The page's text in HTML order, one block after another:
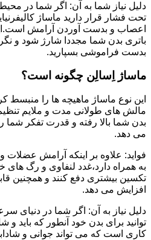
دلیل نیاز شما به آن: اگر شما در
تحت فشار قرار دارید ماساژ
اعصاب و بدست آوردن آرامش
باتری بدن شما مجددا شارژ شود و
بدست فراموشی بسپارید.
ماساژ اِسالِن چگونه است؟
این نوع ماساژ ماهیچه ها را
مالش های طولانی مدت و ملایم
بدن شما بالا رفته و قدرت تفکر شما
می دهد.
فواید: علاوه بر اینکه آرامش
به همراه دارد،غدد لنفاوی و رگ های
تکسین بیشتری دفع کنند و همچنین
افزایش می دهد.
دلیل نیاز به آن: اگر شما در دنیای
توانید برای بدن خود آنطور که باید و
کاری است که می تواند جوانی و